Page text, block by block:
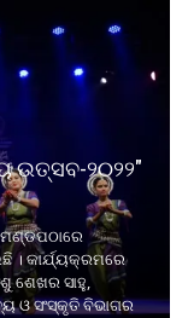
ଉତ୍ସବ-୨୦୨୨"
। କାର୍ଯ୍ୟକ୍ରମରେ
ଶେଖର ସାହୁ,
ଓ ସଂସ୍କୃତି ବିଭାଗର